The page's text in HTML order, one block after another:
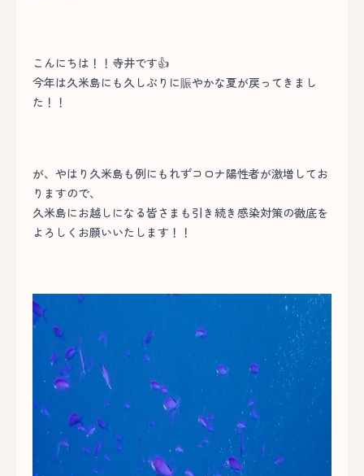
こんにちは！！寺井です👍
今年は久米島にも久しぶりに賑やかな夏が戻ってきまし
た！！
が、やはり久米島も例にもれずコロナ陽性者が激増してお
りますので、
久米島にお越しになる皆さまも引き続き感染対策の徹底を
よろしくお願いいたします！！